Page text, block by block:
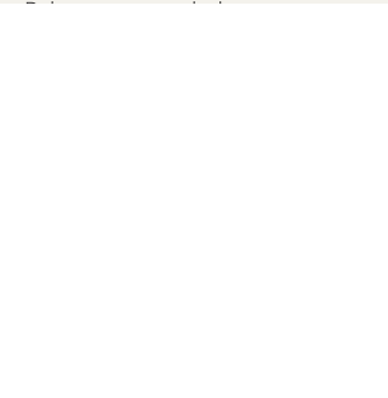
Rahmen, um nach dem